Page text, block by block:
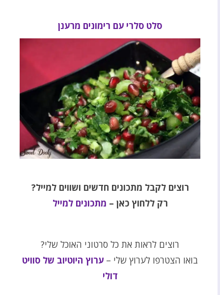
סלט סלרי עם רימונים מרענן
רוצים לקבל מתכונים חדשים ושווים למייל?
רק ללחוץ כאן – מתכונים למייל
רוצים לראות את כל סרטוני האוכל שלי?
בואו הצטרפו לערוץ שלי – ערוץ היוטיוב של סוויט
דולי